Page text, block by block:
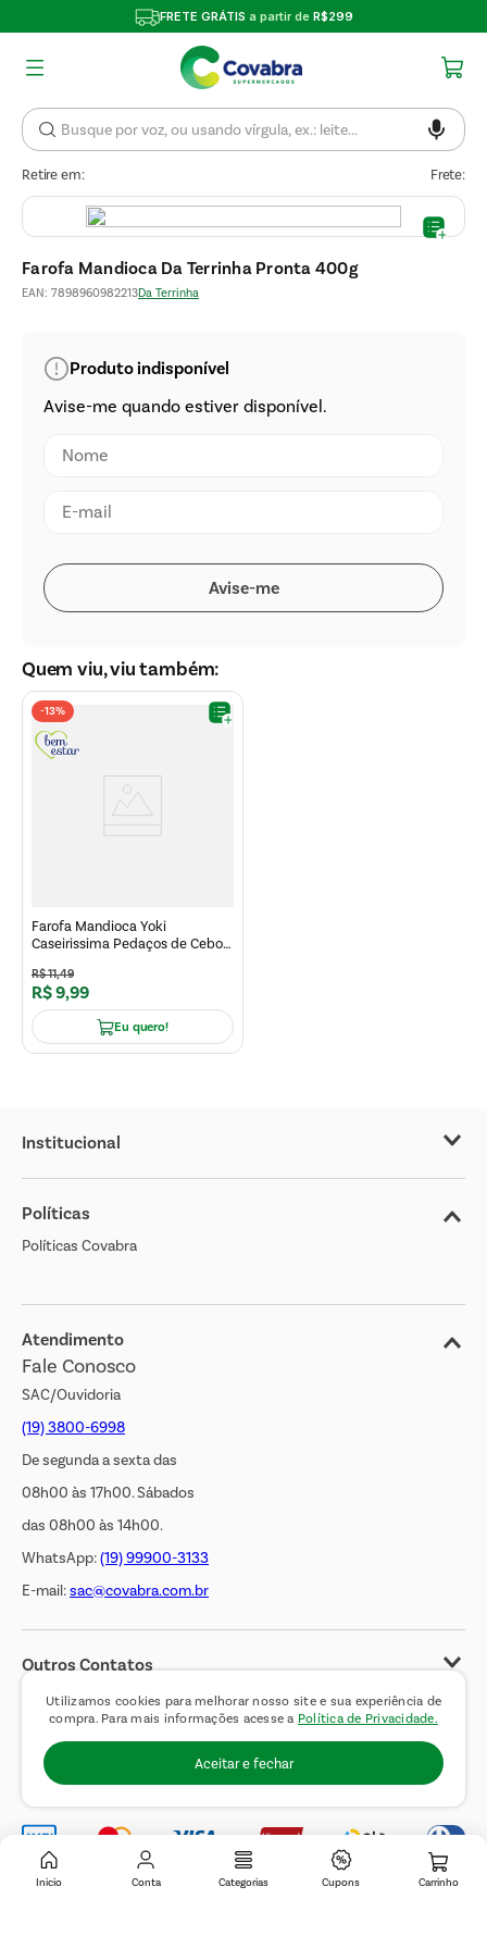
Utilizamos cookies para melhorar nosso site e sua experiência de
compra. Para mais informações acesse a Política de Privacidade.
Aceitar e fechar
FRETE GRÁTIS a partir de R$299
Retire em: Frete:
Inicio Conta Categorias Cupons
Farofa Mandioca Da Terrinha Pronta 400g
EAN: 7898960982213Da Terrinha
Quem viu, viu também:
-13%
Farofa Mandioca Yoki
Caseirissima Pedaços de Cebola
R$11,49
R$9,99
Eu quero!
Institucional
Sobre o Covabra
Nossas Lojas
Cliente Bem Estar
Jornal de Ofertas
Transparência Salarial
Políticas
Políticas Covabra
Atendimento
Fale Conosco
SAC/Ouvidoria
(19) 3800-6998
De segunda a sexta das
08h00 às 17h00. Sábados
das 08h00 às 14h00.
WhatsApp:(19) 99900-3133
E-mail:sac@covabra.com.br
Outros Contatos
Negócios Imobiliários
Trabalhe Conosco